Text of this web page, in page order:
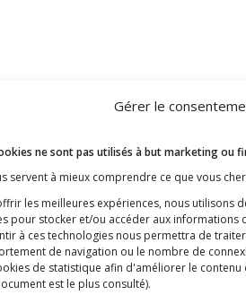
Gérer le
ne sont pas utilisés à but marketing ou
servent à mieux comprendre ce que vous
les meilleures expériences, nous utilisons
pour stocker et/ou accéder aux informations
à ces technologies nous permettra de
de navigation ou le nombre de
de statistique afin d'améliorer le contenu
est le plus consulté).